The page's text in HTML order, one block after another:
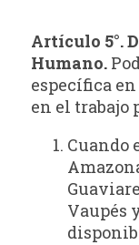
Artículo 5°.
Humano.
específica
en el trabajo
Cuando
Vaupés